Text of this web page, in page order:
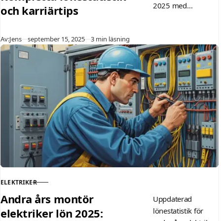
och karriärtips
2025 med
utbildningsvägar
och lönetrender för
att maximera din
karriär i
elbranschen.
Av:Jens Publicerad
september 15, 2025 3 min läsning
KATEGORI
ELEKTRIKER
Andra års montör
elektriker lön 2025:
Uppdaterad
lönestatistik för